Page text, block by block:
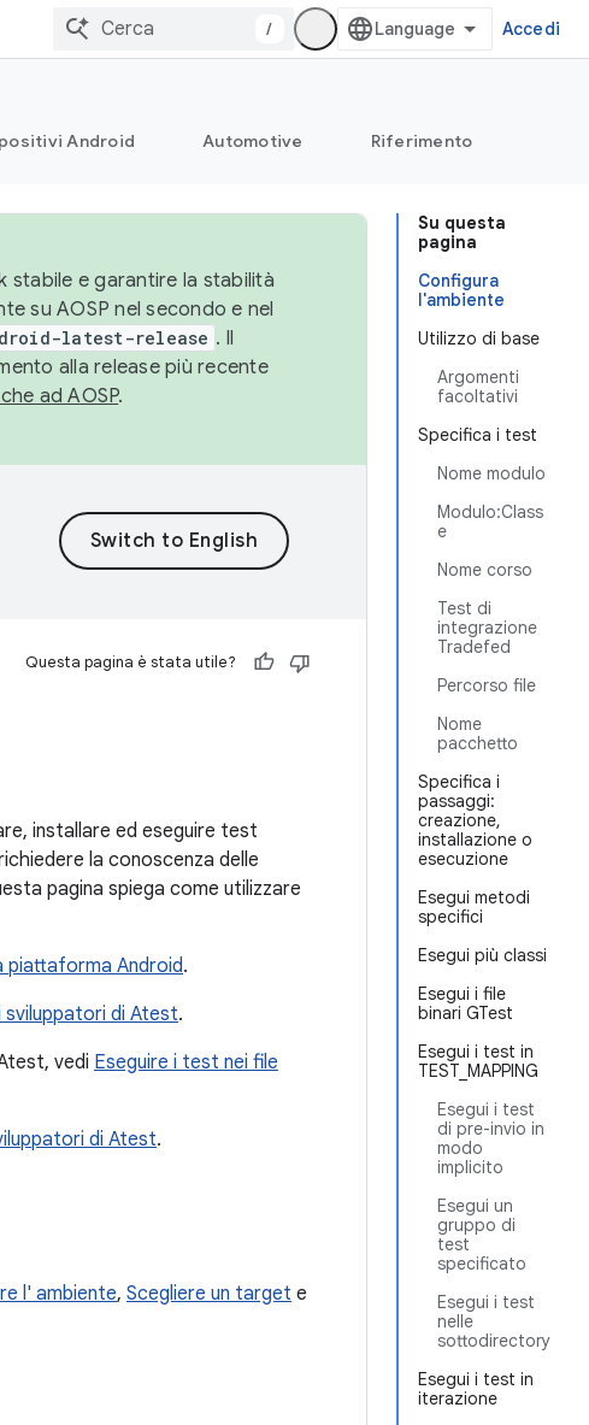
/ Accedi
Android Automotive Riferimento
Su questa
pagina
Configura
l'ambiente
Utilizzo di base
Argomenti
facoltativi
Specifica i test
Nome modulo
Modulo:Class
e
Nome corso
Test di
integrazione
Tradefed
Percorso file
Nome
pacchetto
Specifica i
passaggi:
creazione,
installazione o
esecuzione
Esegui metodi
specifici
Esegui più classi
Esegui i file
binari GTest
Esegui i test in
TEST_MAPPING
Esegui i test
di pre-invio in
modo
implicito
Esegui un
gruppo di
test
specificato
Esegui i test
nelle
sottodirectory
Esegui i test in
iterazione
stabile e garantire la stabilità
su AOSP nel secondo e nel
latest-release . Il
alla release più recente
ad AOSP.
Questa pagina è stata utile?
installare ed eseguire test
la conoscenza delle
pagina spiega come utilizzare
piattaforma Android.
sviluppatori di Atest.
vedi Eseguire i test nei file
di Atest.
l' ambiente, Scegliere un target e